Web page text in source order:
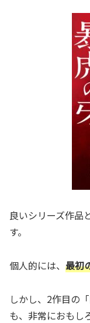
良いシリーズ作品
す。
個人的には、 最初
しかし、2作目の
も、非常におもし